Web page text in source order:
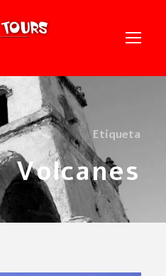
Etiqueta
Volcanes